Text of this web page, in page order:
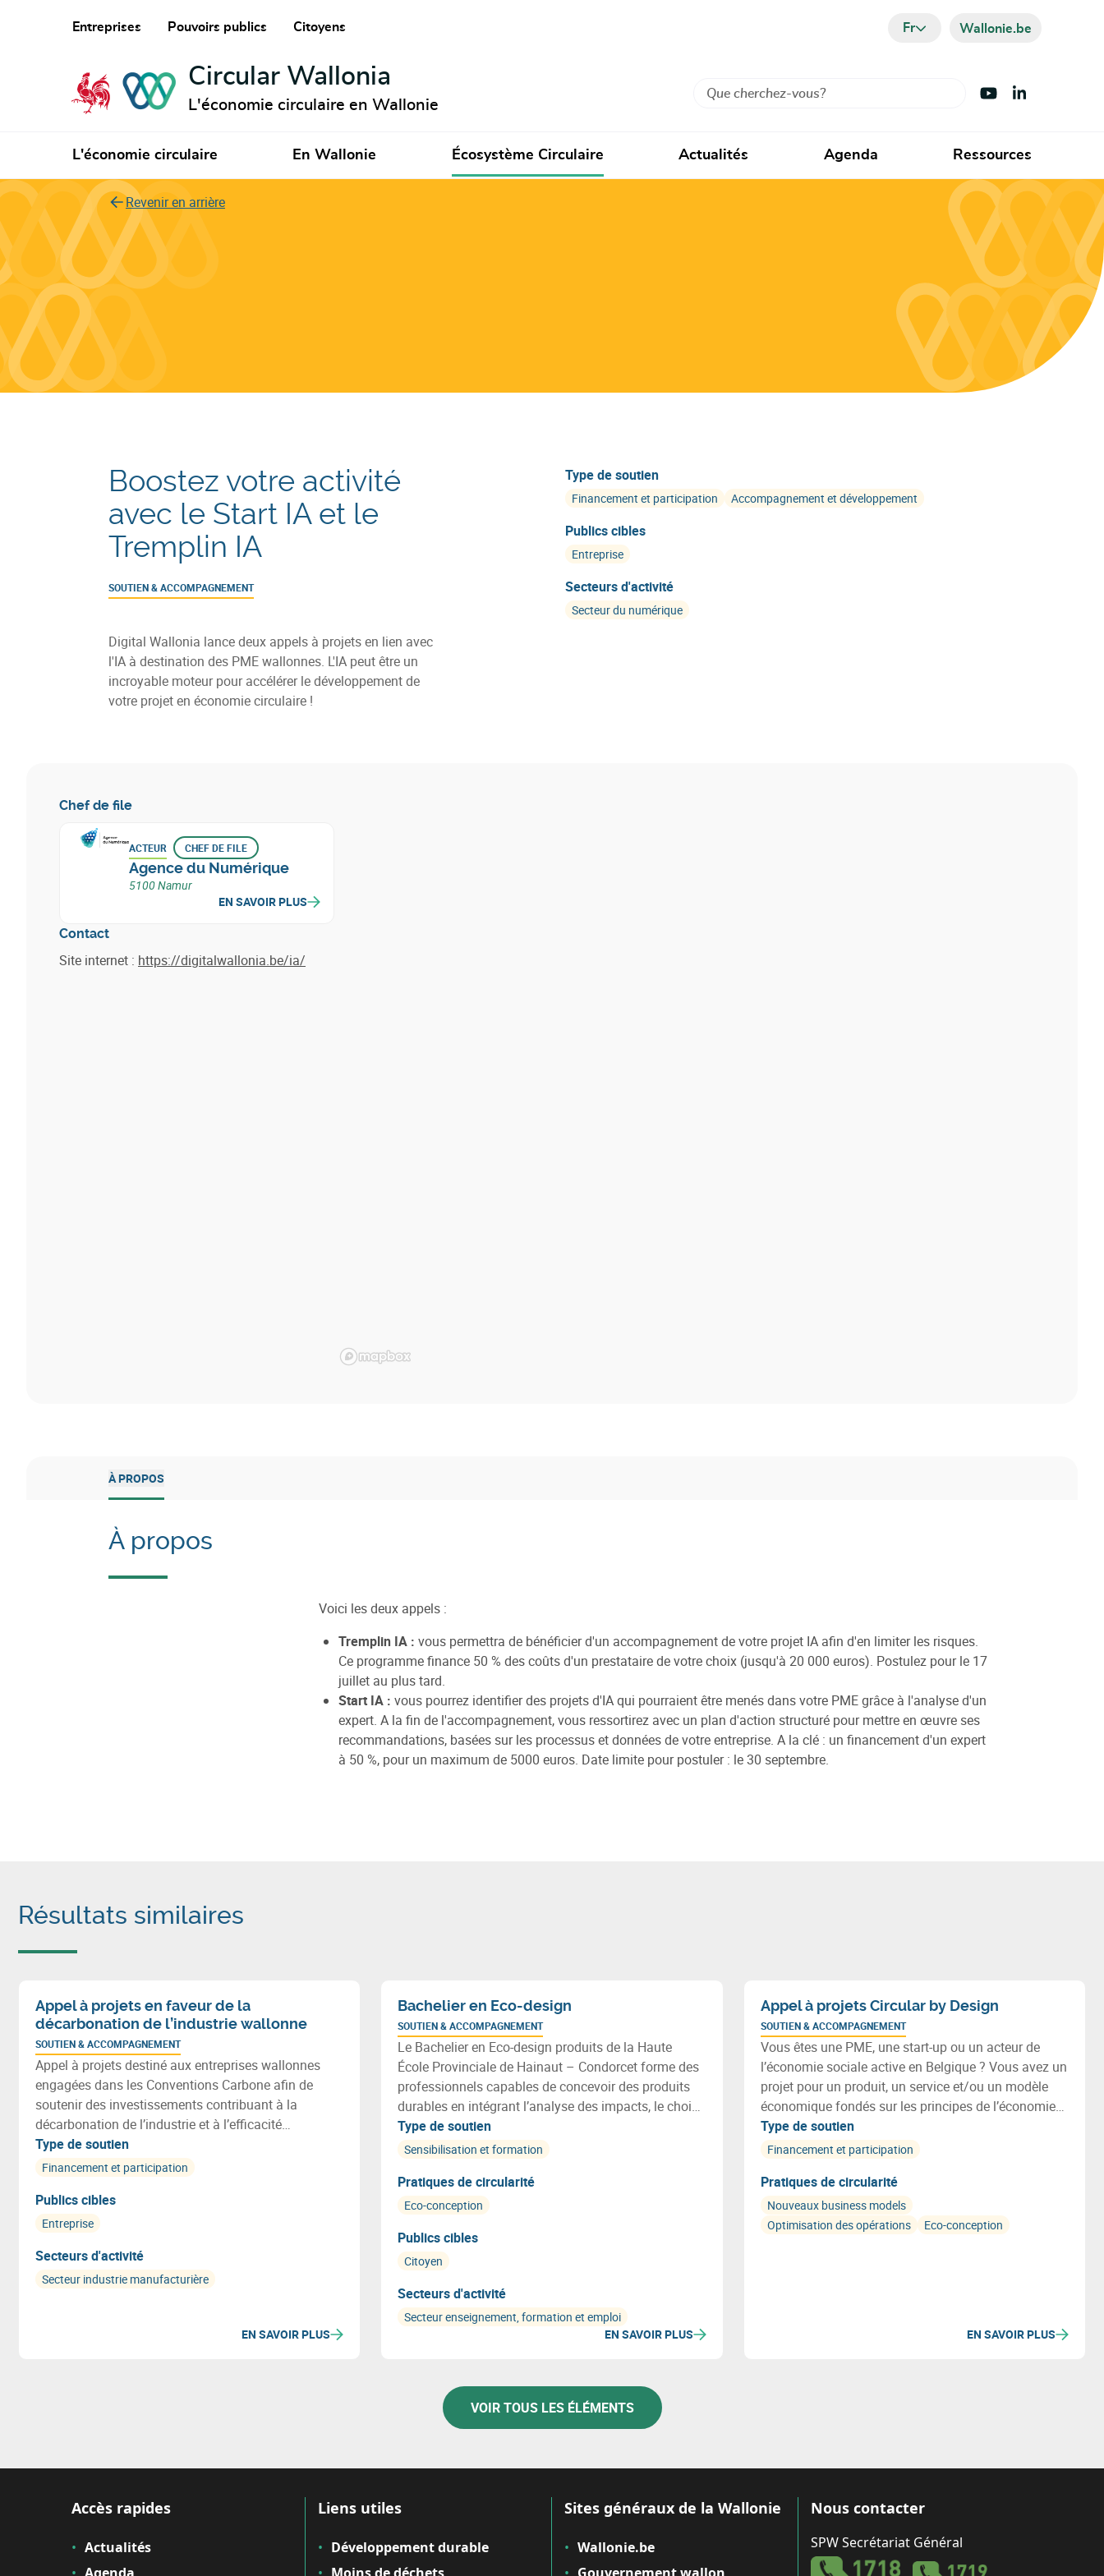
Entreprises Pouvoirs publics Citoyens Fr Wallonie.be
Circular Wallonia
L'économie circulaire en Wallonie
Rechercher Visiter Youtube
Visiter LinkedIn
L'économie circulaire En Wallonie Écosystème Circulaire Actualités Agenda Ressources
Revenir en arrière
Boostez votre activité
avec le Start IA et le
Tremplin IA
SOUTIEN & ACCOMPAGNEMENT
Digital Wallonia lance deux appels à projets en lien avec
l'IA à destination des PME wallonnes. L'IA peut être un
incroyable moteur pour accélérer le développement de
votre projet en économie circulaire !
Type de soutien
Financement et participation Accompagnement et développement
Publics cibles
Entreprise
Secteurs d'activité
Secteur du numérique
Chef de file
ACTEUR CHEF DE FILE
Agence du Numérique
5100 Namur
EN SAVOIR PLUS
Contact
Site internet : https://digitalwallonia.be/ia/
À PROPOS
À propos
Voici les deux appels :
Tremplin IA : vous permettra de bénéficier d'un accompagnement de votre projet IA afin d'en limiter les risques.
Ce programme finance 50 % des coûts d'un prestataire de votre choix (jusqu'à 20 000 euros). Postulez pour le 17
juillet au plus tard.
Start IA : vous pourrez identifier des projets d'IA qui pourraient être menés dans votre PME grâce à l'analyse d'un
expert. A la fin de l'accompagnement, vous ressortirez avec un plan d'action structuré pour mettre en œuvre ses
recommandations, basées sur les processus et données de votre entreprise. A la clé : un financement d'un expert
à 50 %, pour un maximum de 5000 euros. Date limite pour postuler : le 30 septembre.
Résultats similaires
Appel à projets en faveur de la
décarbonation de l’industrie wallonne
SOUTIEN & ACCOMPAGNEMENT
Appel à projets destiné aux entreprises wallonnes
engagées dans les Conventions Carbone afin de
soutenir des investissements contribuant à la
décarbonation de l’industrie et à l’efficacité
énergétique. Les projets peuvent notamment
favoriser une utilisation plus efficiente des
transition vers une économie plus circulaire.
Type de soutien
Financement et participation
Publics cibles
Entreprise
Secteurs d'activité
Secteur industrie manufacturière
EN SAVOIR PLUS
Bachelier en Eco-design
SOUTIEN & ACCOMPAGNEMENT
Le Bachelier en Eco-design produits de la Haute
École Provinciale de Hainaut – Condorcet forme des
professionnels capables de concevoir des produits
durables en intégrant l’analyse des impacts, le choix
de matériaux recyclables, l’optimisation des
ressources et les principes de l’économie circulaire.
Type de soutien
Sensibilisation et formation
Pratiques de circularité
Eco-conception
Publics cibles
Citoyen
Secteurs d'activité
Secteur enseignement, formation et emploi
EN SAVOIR PLUS
Appel à projets Circular by Design
SOUTIEN & ACCOMPAGNEMENT
Vous êtes une PME, une start-up ou un acteur de
l’économie sociale active en Belgique ? Vous avez un
projet pour un produit, un service et/ou un modèle
économique fondés sur les principes de l’économie
circulaire ? Découvrez ce nouvel appel à projets
Circular by Design !
Type de soutien
Financement et participation
Pratiques de circularité
Nouveaux business models
Optimisation des opérations
Eco-conception
EN SAVOIR PLUS
VOIR TOUS LES ÉLÉMENTS
Accès rapides
Actualités
Liens utiles
Développement durable
Sites généraux de la Wallonie
Wallonie.be
Nous contacter
SPW Secrétariat Général